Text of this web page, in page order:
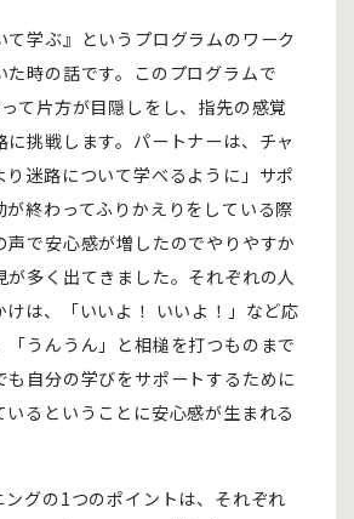
て学ぶ』というプログラムのワーク
た時の話です。このプログラムで
て片方が目隠しをし、指先の感覚
に挑戦します。パートナーは、チャ
り迷路について学べるように」サポ
が終わってふりかえりをしている際
声で安心感が増したのでやりやすか
が多く出てきました。それぞれの人
けは、「いいよ！ いいよ！」など応
「うんうん」と相槌を打つものまで
も自分の学びをサポートするために
いるということに安心感が生まれる
ングの1つのポイントは、それぞれ